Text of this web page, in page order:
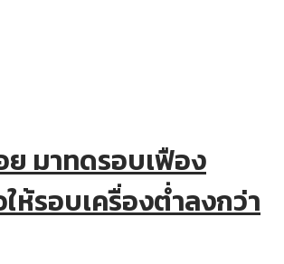
ย มาทดรอบเฟือง
ให้รอบเครื่องต่ำลงกว่า